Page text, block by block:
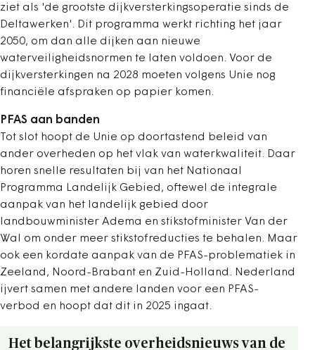
ziet als 'de grootste dijkversterkingsoperatie sinds de
Deltawerken'. Dit programma werkt richting het jaar
2050, om dan alle dijken aan nieuwe
waterveiligheidsnormen te laten voldoen. Voor de
dijkversterkingen na 2028 moeten volgens Unie nog
financiële afspraken op papier komen.
PFAS aan banden
Tot slot hoopt de Unie op doortastend beleid van
ander overheden op het vlak van waterkwaliteit. Daar
horen snelle resultaten bij van het Nationaal
Programma Landelijk Gebied, oftewel de integrale
aanpak van het landelijk gebied door
landbouwminister Adema en stikstofminister Van der
Wal om onder meer stikstofreducties te behalen. Maar
ook een kordate aanpak van de PFAS-problematiek in
Zeeland, Noord-Brabant en Zuid-Holland. Nederland
ijvert samen met andere landen voor een PFAS-
verbod en hoopt dat dit in 2025 ingaat.
Het belangrijkste overheidsnieuws van de